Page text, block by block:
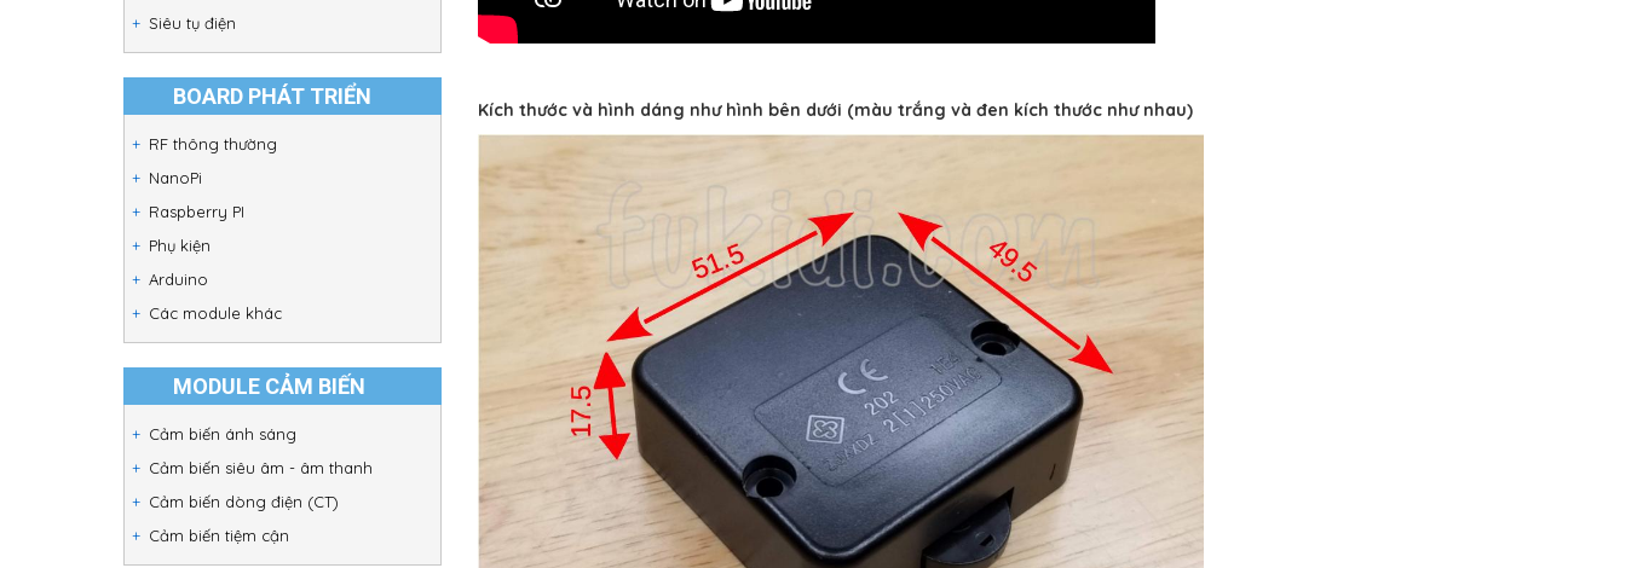
Siêu tụ điện
BOARD PHÁT TRIỂN
RF thông thường
NanoPi
Raspberry PI
Phụ kiện
Arduino
Các module khác
MODULE CẢM BIẾN
Cảm biến ánh sáng
Cảm biến siêu âm - âm thanh
Cảm biến dòng điện (CT)
Cảm biến tiệm cận
Kích thước và hình dáng như hình bên dưới (màu trắng và đen kích thước như nhau)